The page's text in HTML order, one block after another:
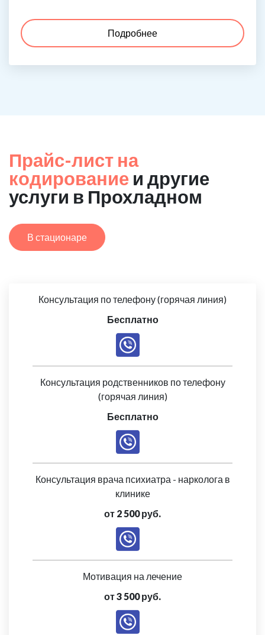
Подробнее
Прайс-лист на
кодирование и другие
услуги в Прохладном
В стационаре
Консультация по телефону (горячая линия)
Бесплатно
Консультация родственников по телефону
(горячая линия)
Бесплатно
Консультация врача психиатра - нарколога в
клинике
от 2 500 руб.
Мотивация на лечение
от 3 500 руб.